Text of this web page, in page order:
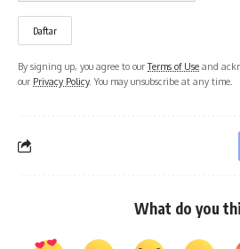
By signing up, you agree to ourTerms of Use and
our Privacy Policy. You may unsubscribe at any time.
What do you